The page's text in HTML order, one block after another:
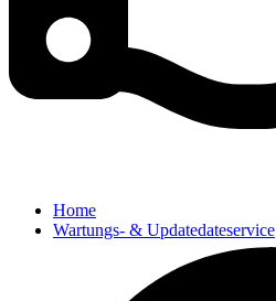
Home
Wartungs- & Updatedateservice